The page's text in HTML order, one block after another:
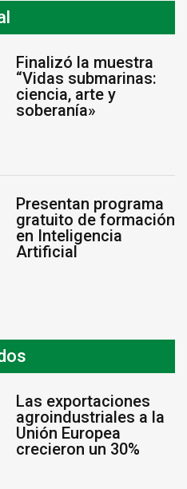
Finalizó la muestra
“Vidas submarinas:
ciencia, arte y
soberanía»
Presentan programa
gratuito de formación
en Inteligencia
Artificial
Las exportaciones
agroindustriales a la
Unión Europea
crecieron un 30%